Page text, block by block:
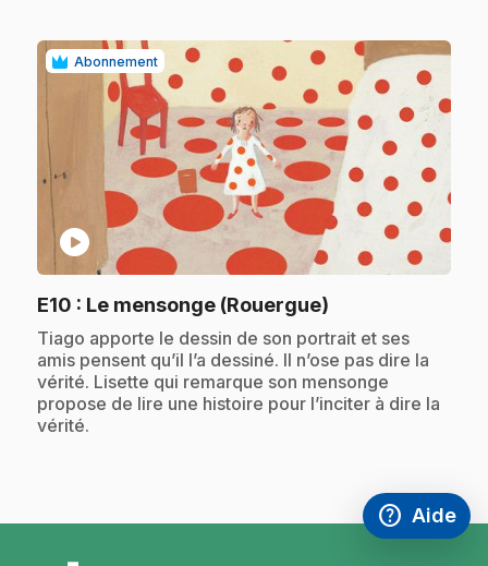
Abonnement
play_circle
E10 : Le mensonge (Rouergue)
.Tiago apporte le dessin de son portrait et ses
amis pensent qu’il l’a dessiné. Il n’ose pas dire la
vérité. Lisette qui remarque son mensonge
propose de lire une histoire pour l’inciter à dire la
vérité.
help
Accéder à
Aide
,Ce lien